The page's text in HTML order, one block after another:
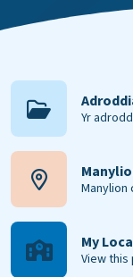
Yr
Manylion
My
View this